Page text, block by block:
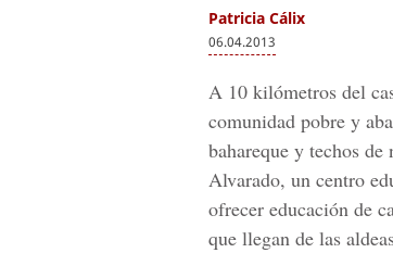
Patricia Cálix
06.04.2013
A 10 kilómetros del
comunidad pobre y
bahareque y techos
Alvarado, un centro
ofrecer educación de
que llegan de las